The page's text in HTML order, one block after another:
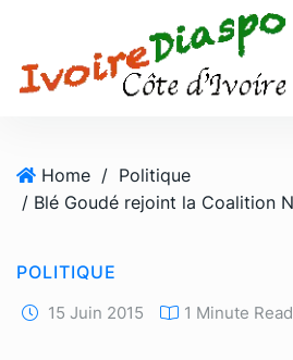
Home / Politique
POLITIQUE
15 Juin 2015 1 Minute Read